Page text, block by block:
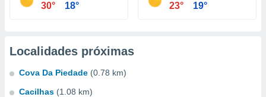
30° 18° 23° 19°
Localidades próximas
Cova Da Piedade (0.78 km)
Cacilhas (1.08 km)